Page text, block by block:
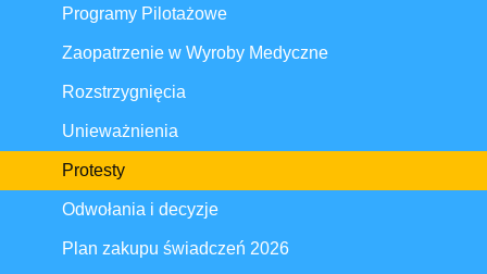
Programy Pilotażowe
Zaopatrzenie w Wyroby Medyczne
Rozstrzygnięcia
Unieważnienia
Protesty
Odwołania i decyzje
Plan zakupu świadczeń 2026